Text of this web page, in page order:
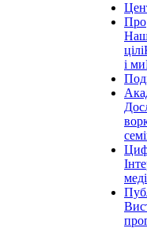
Про
цілі
і ми